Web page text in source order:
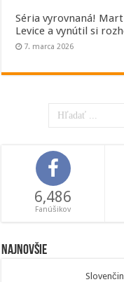
Séria vyrovnaná!
Levice a vynútil si
7. marca 2026
6,486
Fanúšikov
Najnovšie